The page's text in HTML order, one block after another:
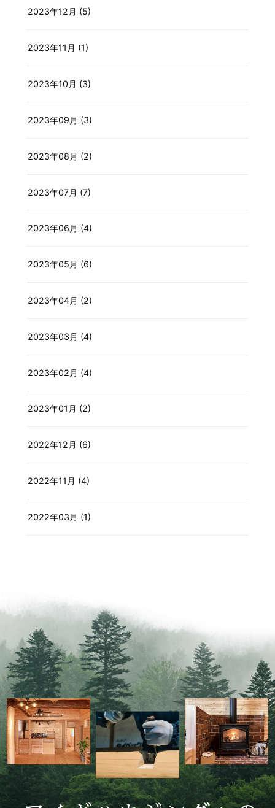
2023年12月 (5)
2023年11月 (1)
2023年10月 (3)
2023年09月 (3)
2023年08月 (2)
2023年07月 (7)
2023年06月 (4)
2023年05月 (6)
2023年04月 (2)
2023年03月 (4)
2023年02月 (4)
2023年01月 (2)
2022年12月 (6)
2022年11月 (4)
2022年03月 (1)